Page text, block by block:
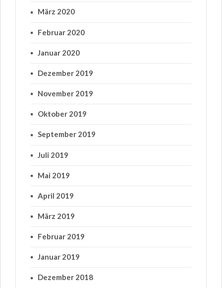
März 2020
Februar 2020
Januar 2020
Dezember 2019
November 2019
Oktober 2019
September 2019
Juli 2019
Mai 2019
April 2019
März 2019
Februar 2019
Januar 2019
Dezember 2018